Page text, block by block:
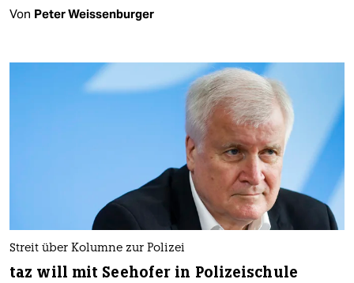
Von Peter Weissenburger
Streit über Kolumne zur Polizei
taz will mit Seehofer in Polizeischule